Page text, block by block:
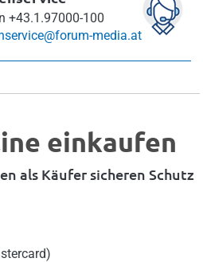
+43.1.97000-100
media.at
einkaufen
als Käufer sicheren Schutz